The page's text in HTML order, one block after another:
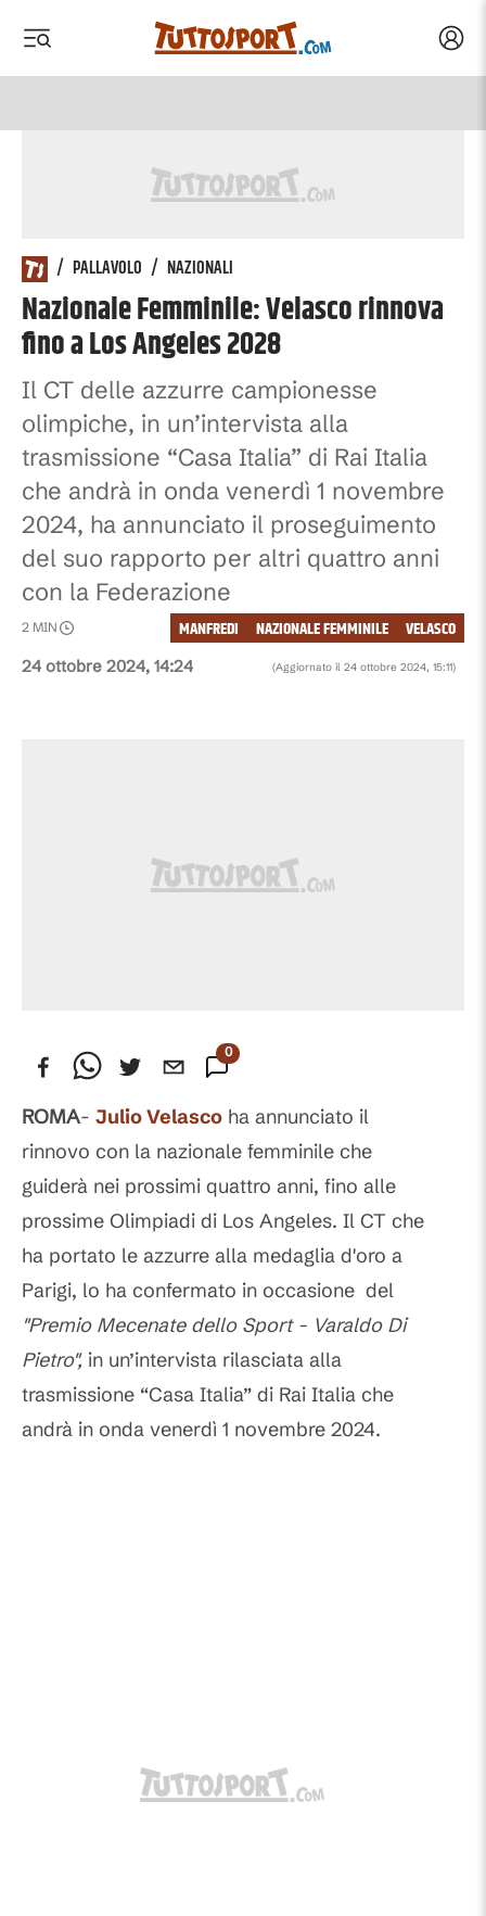
/ PALLAVOLO / NAZIONALI
Nazionale Femminile: Velasco rinnova
fino a Los Angeles 2028
Il CT delle azzurre campionesse
olimpiche, in un’intervista alla
trasmissione “Casa Italia” di Rai Italia
che andrà in onda venerdì 1 novembre
2024, ha annunciato il proseguimento
del suo rapporto per altri quattro anni
con la Federazione
24 ottobre 2024, 14:24 (Aggiornato il 24 ottobre 2024, 15:11)
2 MIN VELASCO
NAZIONALE FEMMINILE
MANFREDI
0
ROMA- Julio Velasco ha annunciato il
rinnovo con la nazionale femminile che
guiderà nei prossimi quattro anni, fino alle
prossime Olimpiadi di Los Angeles. Il CT che
ha portato le azzurre alla medaglia d'oro a
Parigi, lo ha confermato in occasione del
"Premio Mecenate dello Sport - Varaldo Di
Pietro", in un’intervista rilasciata alla
trasmissione “Casa Italia” di Rai Italia che
andrà in onda venerdì 1 novembre 2024.